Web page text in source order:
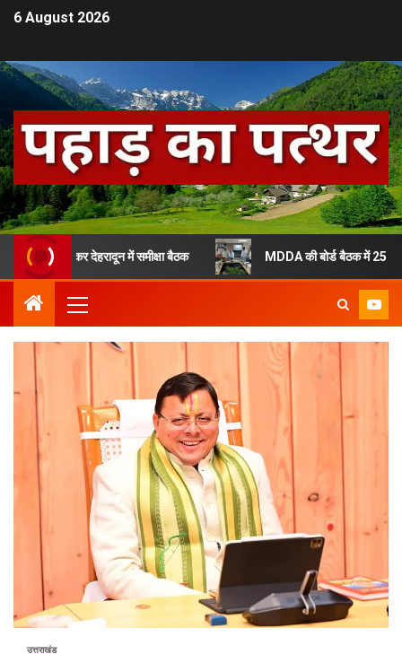
6 August 2026
को लेकर देहरादून में समीक्षा बैठक MDDA की बोर्ड बैठक में 25 प्रस्तावों को
उत्तराखंड